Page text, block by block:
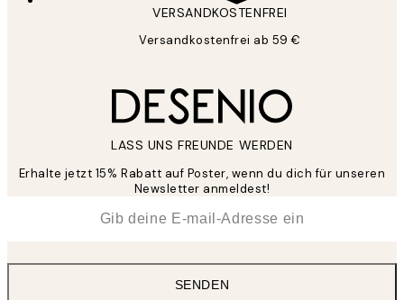
VERSANDKOSTENFREI
Versandkostenfrei ab 59 €
LASS UNS FREUNDE WERDEN
Erhalte jetzt 15% Rabatt auf Poster, wenn du dich für unseren
Newsletter anmeldest!
SENDEN